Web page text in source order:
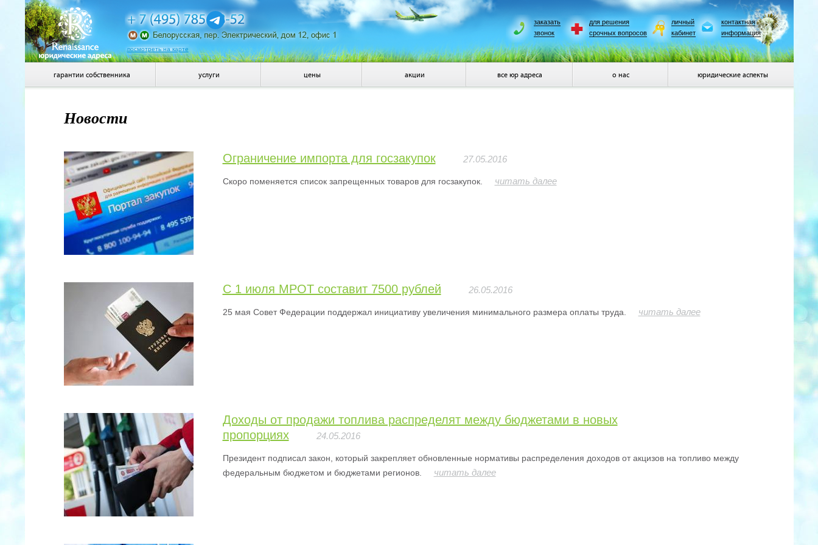
посмотреть на карте
заказать
звонок
для решения
срочных вопросов
личный
кабинет
контактная
информация
гарантии собственника услуги цены акции все юр адреса о нас юридические аспекты
Новости
Ограничение импорта для госзакупок 27.05.2016
Скоро поменяется список запрещенных товаров для госзакупок. читать далее
С 1 июля МРОТ составит 7500 рублей 26.05.2016
25 мая Совет Федерации поддержал инициативу увеличения минимального размера оплаты труда. читать далее
Доходы от продажи топлива распределят между бюджетами в новых
пропорциях
24.05.2016
Президент подписал закон, который закрепляет обновленные нормативы распределения доходов от акцизов на топливо между
федеральным бюджетом и бюджетами регионов.
читать далее